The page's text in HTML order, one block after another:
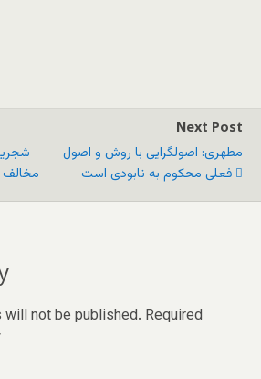
مخالف
Next Post
مطهری: اصولگرایی با روش و اصول
فعلی محکوم به نابودی است
will not be published. Required